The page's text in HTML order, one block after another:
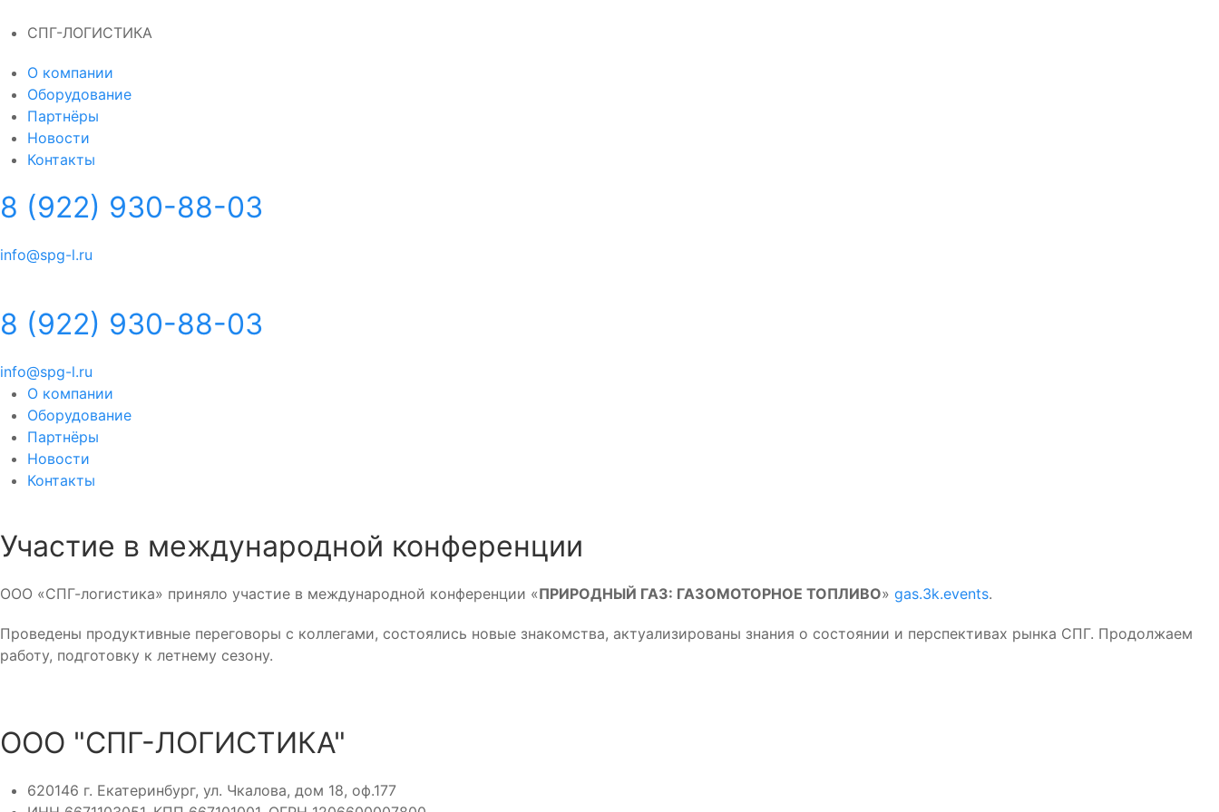
СПГ-ЛОГИСТИКА
О компании
Оборудование
Партнёры
Новости
Контакты
8 (922) 930-88-03
info@spg-l.ru
8 (922) 930-88-03
info@spg-l.ru
О компании
Оборудование
Партнёры
Новости
Контакты
Участие в международной конференции
ООО «СПГ-логистика» приняло участие в международной конференции «ПРИРОДНЫЙ ГАЗ: ГАЗОМОТОРНОЕ ТОПЛИВО» gas.3k.events.
Проведены продуктивные переговоры с коллегами, состоялись новые знакомства, актуализированы знания о состоянии и перспективах рынка СПГ. Продолжаем
работу, подготовку к летнему сезону.
ООО "СПГ-ЛОГИСТИКА"
620146 г. Екатеринбург, ул. Чкалова, дом 18, оф.177